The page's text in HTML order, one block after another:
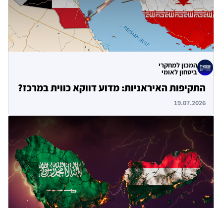
המכון למחקרי
ביטחון לאומי
התקיפות האיראניות: מדוע דווקא כווית במרכז?
19.07.2026